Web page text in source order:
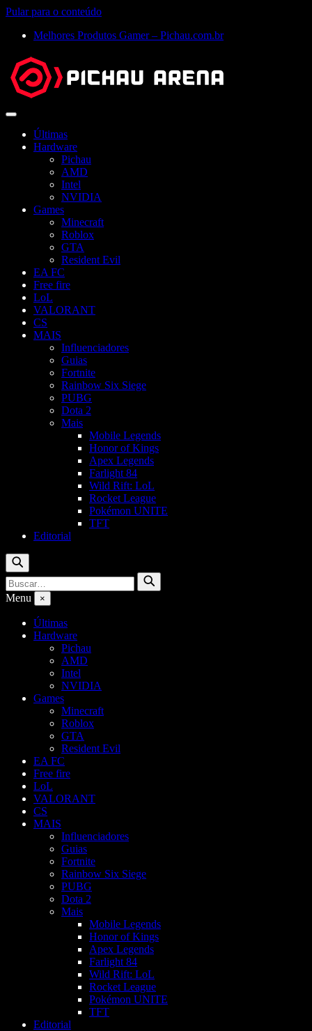
Pular para o conteúdo
Melhores Produtos Gamer – Pichau.com.br
Abrir
Últimas
Hardware
Pichau
AMD
Intel
NVIDIA
Games
Minecraft
Roblox
GTA
Resident Evil
EA FC
Free fire
LoL
VALORANT
CS
MAIS
Influenciadores
Guias
Fortnite
Rainbow Six Siege
PUBG
Dota 2
Mais
Mobile Legends
Honor of Kings
Apex Legends
Farlight 84
Wild Rift: LoL
Rocket League
Pokémon UNITE
TFT
Editorial
Buscar
Buscar
por:
Buscar
Menu ×
Últimas
Hardware
Pichau
AMD
Intel
NVIDIA
Games
Minecraft
Roblox
GTA
Resident Evil
EA FC
Free fire
LoL
VALORANT
CS
MAIS
Influenciadores
Guias
Fortnite
Rainbow Six Siege
PUBG
Dota 2
Mais
Mobile Legends
Honor of Kings
Apex Legends
Farlight 84
Wild Rift: LoL
Rocket League
Pokémon UNITE
TFT
Editorial